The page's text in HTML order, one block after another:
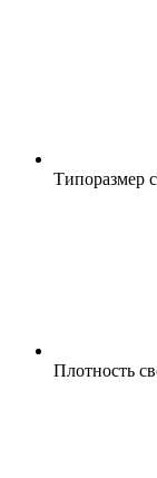
Типоразмер
Плотность